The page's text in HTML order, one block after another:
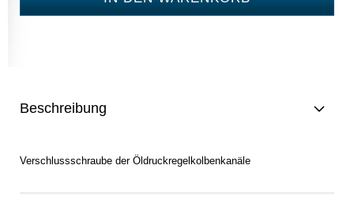
Beschreibung
Verschlussschraube der Öldruckregelkolbenkanäle